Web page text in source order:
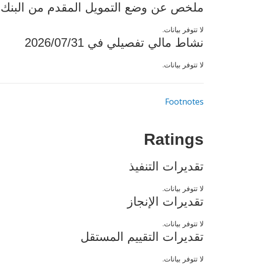
ملخص عن وضع التمويل المقدم من البنك الدولي
لا تتوفر بيانات.
نشاط مالي تفصيلي في 2026/07/31
لا تتوفر بيانات.
Footnotes
Ratings
تقديرات التنفيذ
لا تتوفر بيانات.
تقديرات الإنجاز
لا تتوفر بيانات.
تقديرات التقييم المستقل
لا تتوفر بيانات.